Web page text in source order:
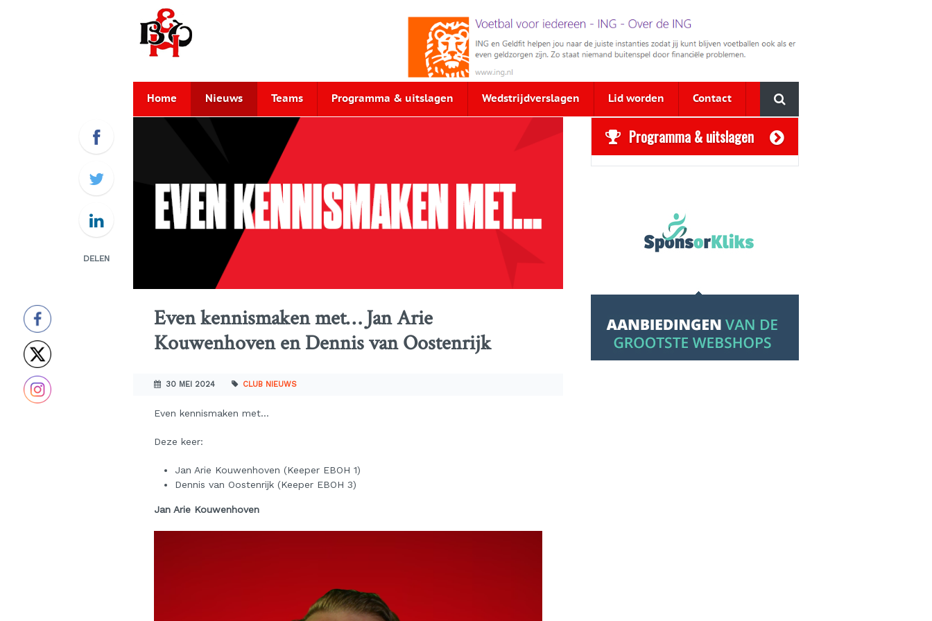
Home Nieuws Teams Programma & uitslagen Wedstrijdverslagen Lid worden Contact
Even kennismaken met… Jan Arie
Kouwenhoven en Dennis van Oostenrijk
30 MEI 2024 CLUB NIEUWS
Even kennismaken met…
Deze keer:
Jan Arie Kouwenhoven (Keeper EBOH 1)
Dennis van Oostenrijk (Keeper EBOH 3)
Jan Arie Kouwenhoven
DELEN
Programma & uitslagen